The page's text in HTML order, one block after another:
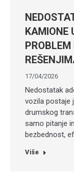
KAMIONE
17/04/2026
Nedostatak
vozila postaje
drumskog
samo pitanje
bezbednost,
Više